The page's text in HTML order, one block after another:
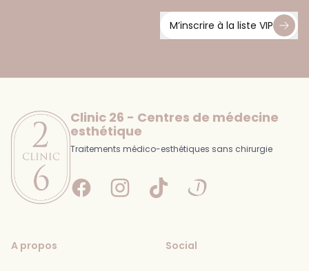
M’inscrire à la liste VIP
Clinic 26 - Centres de médecine
esthétique
Traitements médico-esthétiques sans chirurgie
FacebookInstagram
Tiktok Doctolib
A propos Social